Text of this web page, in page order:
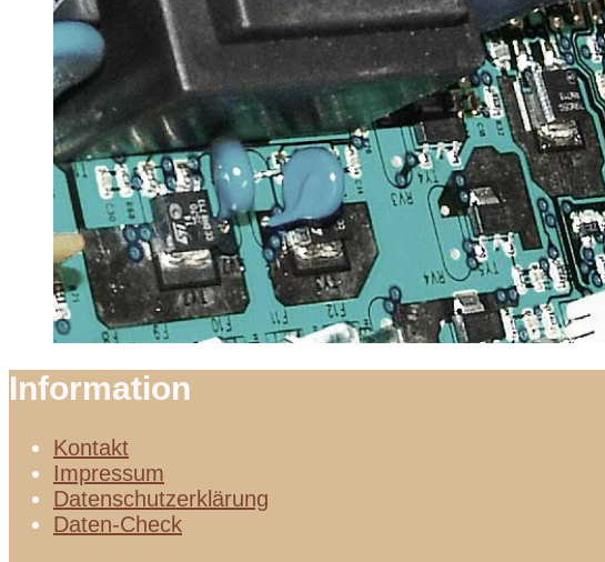
Information
Kontakt
Impressum
Datenschutzerklärung
Daten-Check